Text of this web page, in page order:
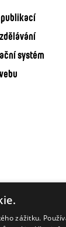
systém
zážitku.